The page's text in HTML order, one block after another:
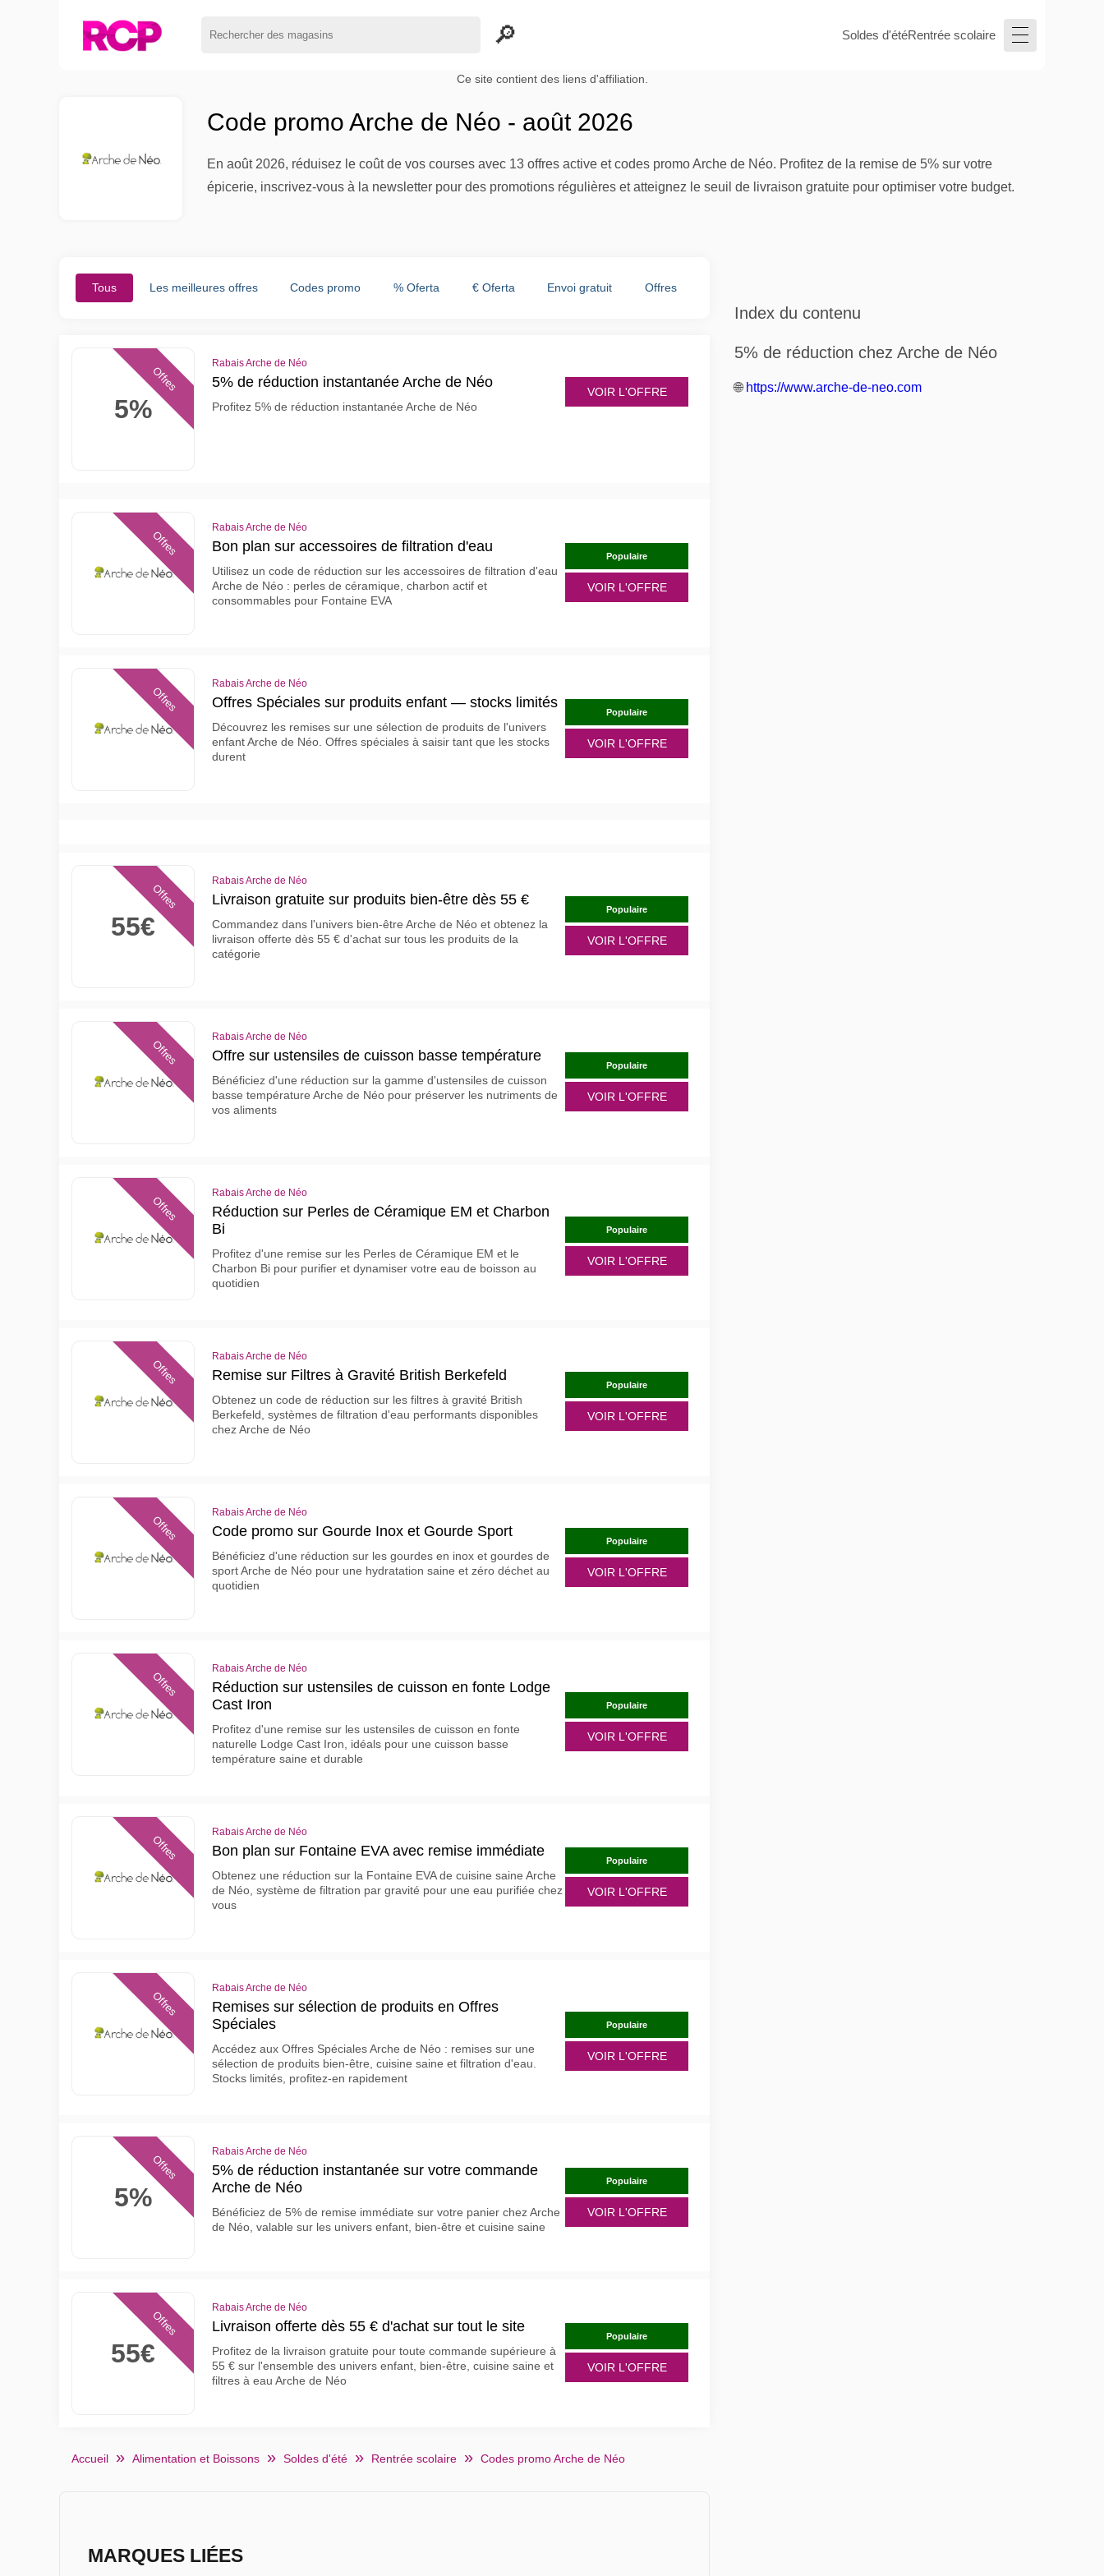
Soldes d'étéRentrée scolaire
Ce site contient des liens d'affiliation.
Code promo Arche de Néo - août 2026
En août 2026, réduisez le coût de vos courses avec 13 offres active et codes promo Arche de Néo. Profitez de la remise de 5% sur votre
épicerie, inscrivez-vous à la newsletter pour des promotions régulières et atteignez le seuil de livraison gratuite pour optimiser votre budget.
Tous Les meilleures offres Codes promo % Oferta € Oferta Envoi gratuit Offres
5%
Offres
Rabais Arche de Néo
5% de réduction instantanée Arche de Néo
Profitez 5% de réduction instantanée Arche de Néo
VOIR L'OFFRE
Offres
Rabais Arche de Néo
Bon plan sur accessoires de filtration d'eau
Utilisez un code de réduction sur les accessoires de filtration d'eau
Arche de Néo : perles de céramique, charbon actif et
consommables pour Fontaine EVA
Populaire
VOIR L'OFFRE
Offres
Rabais Arche de Néo
Offres Spéciales sur produits enfant — stocks limités
Découvrez les remises sur une sélection de produits de l'univers
enfant Arche de Néo. Offres spéciales à saisir tant que les stocks
durent
Populaire
VOIR L'OFFRE
55€
Offres
Rabais Arche de Néo
Livraison gratuite sur produits bien-être dès 55 €
Commandez dans l'univers bien-être Arche de Néo et obtenez la
livraison offerte dès 55 € d'achat sur tous les produits de la
catégorie
Populaire
VOIR L'OFFRE
Offres
Rabais Arche de Néo
Offre sur ustensiles de cuisson basse température
Bénéficiez d'une réduction sur la gamme d'ustensiles de cuisson
basse température Arche de Néo pour préserver les nutriments de
vos aliments
Populaire
VOIR L'OFFRE
Offres
Rabais Arche de Néo
Réduction sur Perles de Céramique EM et Charbon
Bi
Profitez d'une remise sur les Perles de Céramique EM et le
Charbon Bi pour purifier et dynamiser votre eau de boisson au
quotidien
Populaire
VOIR L'OFFRE
Offres
Rabais Arche de Néo
Remise sur Filtres à Gravité British Berkefeld
Obtenez un code de réduction sur les filtres à gravité British
Berkefeld, systèmes de filtration d'eau performants disponibles
chez Arche de Néo
Populaire
VOIR L'OFFRE
Offres
Rabais Arche de Néo
Code promo sur Gourde Inox et Gourde Sport
Bénéficiez d'une réduction sur les gourdes en inox et gourdes de
sport Arche de Néo pour une hydratation saine et zéro déchet au
quotidien
Populaire
VOIR L'OFFRE
Offres
Rabais Arche de Néo
Réduction sur ustensiles de cuisson en fonte Lodge
Cast Iron
Profitez d'une remise sur les ustensiles de cuisson en fonte
naturelle Lodge Cast Iron, idéals pour une cuisson basse
température saine et durable
Populaire
VOIR L'OFFRE
Offres
Rabais Arche de Néo
Bon plan sur Fontaine EVA avec remise immédiate
Obtenez une réduction sur la Fontaine EVA de cuisine saine Arche
de Néo, système de filtration par gravité pour une eau purifiée chez
vous
Populaire
VOIR L'OFFRE
Offres
Rabais Arche de Néo
Remises sur sélection de produits en Offres
Spéciales
Accédez aux Offres Spéciales Arche de Néo : remises sur une
sélection de produits bien-être, cuisine saine et filtration d'eau.
Stocks limités, profitez-en rapidement
Populaire
VOIR L'OFFRE
5%
Offres
Rabais Arche de Néo
5% de réduction instantanée sur votre commande
Arche de Néo
Bénéficiez de 5% de remise immédiate sur votre panier chez Arche
de Néo, valable sur les univers enfant, bien-être et cuisine saine
Populaire
VOIR L'OFFRE
55€
Offres
Rabais Arche de Néo
Livraison offerte dès 55 € d'achat sur tout le site
Profitez de la livraison gratuite pour toute commande supérieure à
55 € sur l'ensemble des univers enfant, bien-être, cuisine saine et
filtres à eau Arche de Néo
Populaire
VOIR L'OFFRE
Accueil Alimentation et Boissons Soldes d'été Rentrée scolaire Codes promo Arche de Néo
MARQUES LIÉES
Index du contenu
5% de réduction chez Arche de Néo
🌐 https://www.arche-de-neo.com